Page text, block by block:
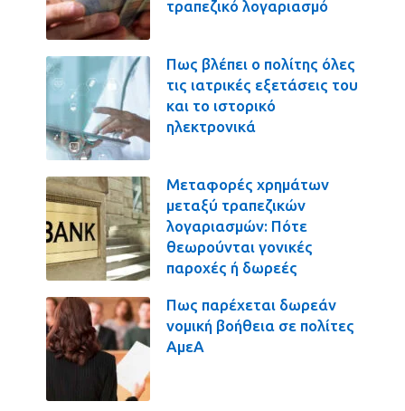
τραπεζικό λογαριασμό
Πως βλέπει ο πολίτης όλες
τις ιατρικές εξετάσεις του
και το ιστορικό
ηλεκτρονικά
Μεταφορές χρημάτων
μεταξύ τραπεζικών
λογαριασμών: Πότε
θεωρούνται γονικές
παροχές ή δωρεές
Πως παρέχεται δωρεάν
νομική βοήθεια σε πολίτες
ΑμεΑ